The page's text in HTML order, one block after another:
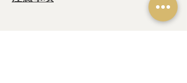
◆職人手作陶瓷商品，每個商品都是